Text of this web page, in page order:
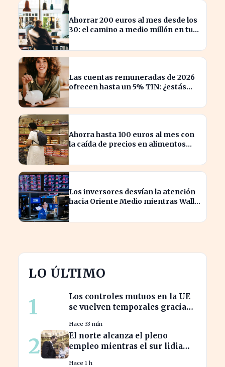
Ahorrar 200 euros al mes desde los
30: el camino a medio millón en tu
Las cuentas remuneradas de 2026
ofrecen hasta un 5% TIN: ¿estás
Ahorra hasta 100 euros al mes con
la caída de precios en alimentos
Los inversores desvían la atención
hacia Oriente Medio mientras Wall
LO ÚLTIMO
1
Los controles mutuos en la UE
se vuelven temporales gracias
Hace 33 min
2
El norte alcanza el pleno
empleo mientras el sur lidia
Hace 1 h